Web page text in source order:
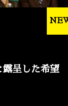
露呈した希望